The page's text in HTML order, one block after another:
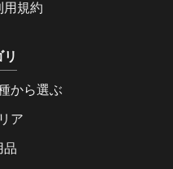
用規約
リ
から選ぶ
ア
品